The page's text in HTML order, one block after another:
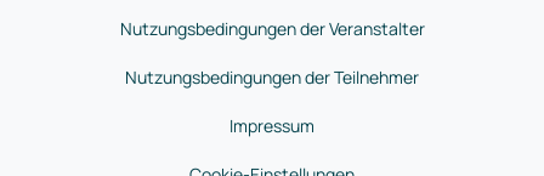
Nutzungsbedingungen der Veranstalter
Nutzungsbedingungen der Teilnehmer
Impressum